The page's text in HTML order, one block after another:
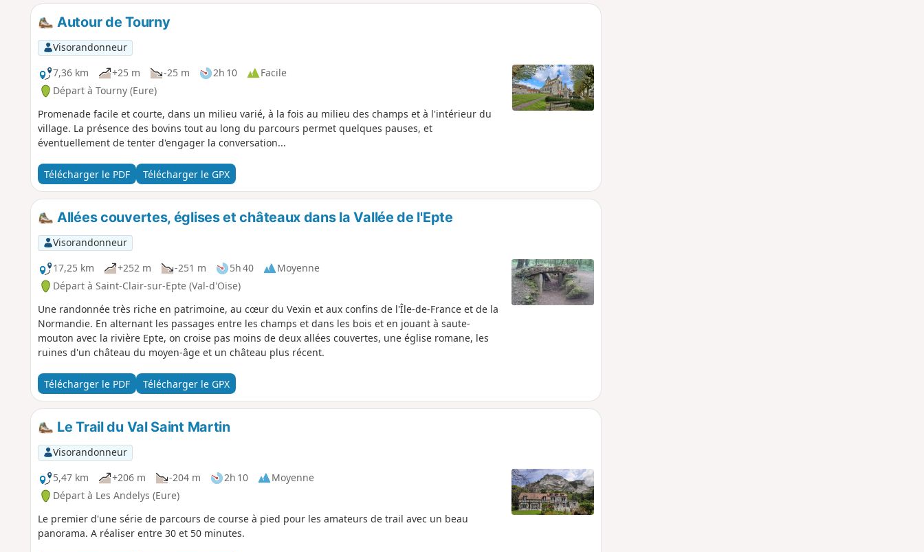
Autour de Tourny
Visorandonneur
7,36 km
+25 m -25 m 2h 10
Facile
Départ à Tourny (Eure)
Promenade facile et courte, dans un milieu varié, à la fois au milieu des champs et à l'intérieur du
village. La présence des bovins tout au long du parcours permet quelques pauses, et
éventuellement de tenter d'engager la conversation...
Télécharger le PDF Télécharger le GPX
Allées couvertes, églises et châteaux dans la Vallée de l'Epte
Visorandonneur
17,25 km
+252 m -251 m 5h 40
Moyenne
Départ à Saint-Clair-sur-Epte (Val-d'Oise)
Une randonnée très riche en patrimoine, au cœur du Vexin et aux confins de l'Île-de-France et de la
Normandie. En alternant les passages entre les champs et dans les bois et en jouant à saute-
mouton avec la rivière Epte, on croise pas moins de deux allées couvertes, une église romane, les
ruines d'un château du moyen-âge et un château plus récent.
Télécharger le PDF Télécharger le GPX
Le Trail du Val Saint Martin
Visorandonneur
5,47 km
+206 m -204 m 2h 10
Moyenne
Départ à Les Andelys (Eure)
Le premier d'une série de parcours de course à pied pour les amateurs de trail avec un beau
panorama. A réaliser entre 30 et 50 minutes.